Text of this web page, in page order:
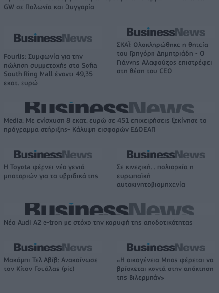
GW σε Πολωνία και Ουγγαρία
Fourlis: Συμφωνία για την
πώληση συμμετοχής στο Sofia
South Ring Mall έναντι 49,35
εκατ. ευρώ
ΣΚΑΪ: Ολοκληρώθηκε η θητεία
του Γρηγόρη Δημητριάδη - Ο
Γιάννης Αλαφούζος επιστρέφει
στη θέση του CEO
Media: Με ενίσχυση 8 εκατ. ευρώ σε 451 επιχειρήσεις ξεκίνησε το
πρόγραμμα στήριξης- Κάλυψη εισφορών ΕΔΟΕΑΠ
Η Toyota φέρνει νέα γενιά
μπαταριών για τα υβριδικά της
Σε κινεζική… πολιορκία η
ευρωπαϊκή
αυτοκινητοβιομηχανία
Νέο Audi A2 e-tron με στόχο την κορυφή της αποδοτικότητας
Μακάμπι Τελ Αβίβ: Ανακοίνωσε
τον Κίτον Γουάλας (pic)
«Η οικογένεια Μπας φέρεται να
βρίσκεται κοντά στην απόκτηση
της Βιλερμπάν»